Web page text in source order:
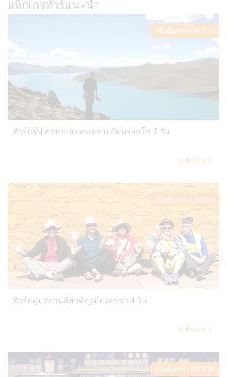
แพ็กเกจทัวร์แนะนำ
เริ่มต้นจาก USD710
ทัวร์กรุ๊ป ลาซาและทะเลสาบยัมดรอกโซ 5 วัน
ดูเพิ่มเติม
เริ่มต้นจาก USD510
ทัวร์กลุ่มสถานที่สำคัญเมืองลาซา 4 วัน
ดูเพิ่มเติม
เริ่มต้นจาก USD735